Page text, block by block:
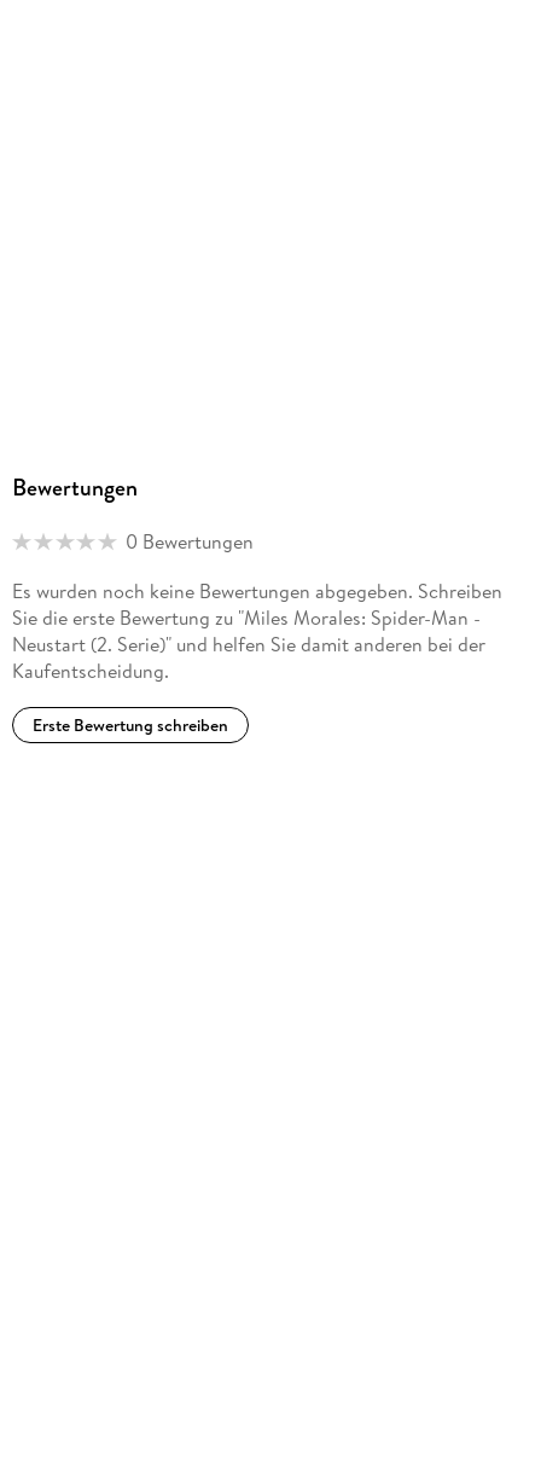
Bewertungen
0 Bewertungen
Es wurden noch keine Bewertungen abgegeben. Schreiben
Sie die erste Bewertung zu "Miles Morales: Spider-Man -
Neustart (2. Serie)" und helfen Sie damit anderen bei der
Kaufentscheidung.
Erste Bewertung schreiben